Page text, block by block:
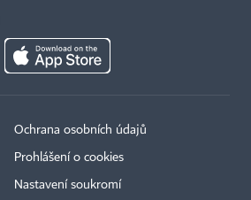
Ochrana osobních údajů
Prohlášení o cookies
Nastavení soukromí